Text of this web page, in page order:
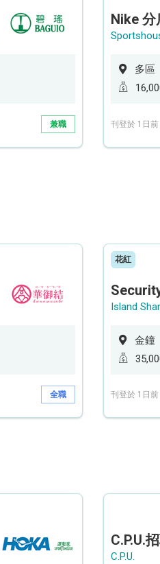
兼職
Nike 分
多區
刊登於 1日前
全職
花紅
Island
金鐘
刊登於 1日前
C.P.U.
C.P.U.